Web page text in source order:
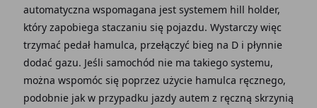
automatyczna wspomagana jest systemem hill holder,
który zapobiega staczaniu się pojazdu. Wystarczy więc
trzymać pedał hamulca, przełączyć bieg na D i płynnie
dodać gazu. Jeśli samochód nie ma takiego systemu,
można wspomóc się poprzez użycie hamulca ręcznego,
podobnie jak w przypadku jazdy autem z ręczną skrzynią